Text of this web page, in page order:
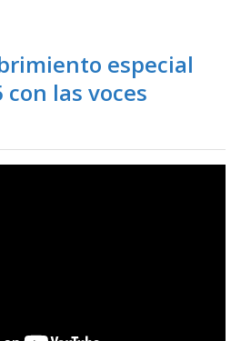
especial
con las voces